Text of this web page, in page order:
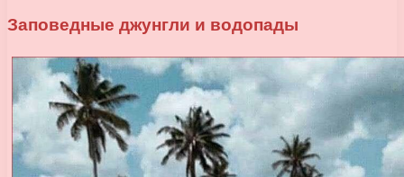
Заповедные джунгли и водопады